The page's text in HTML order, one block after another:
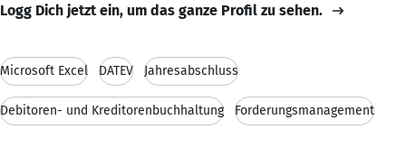
Logg Dich jetzt ein, um das ganze Profil zu sehen.
Microsoft Excel DATEV Jahresabschluss
Debitoren- und Kreditorenbuchhaltung Forderungsmanagement